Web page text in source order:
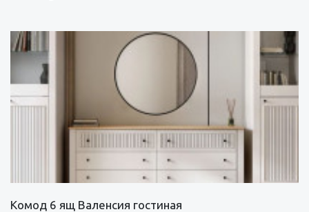
Комод 6 ящ Валенсия гостиная